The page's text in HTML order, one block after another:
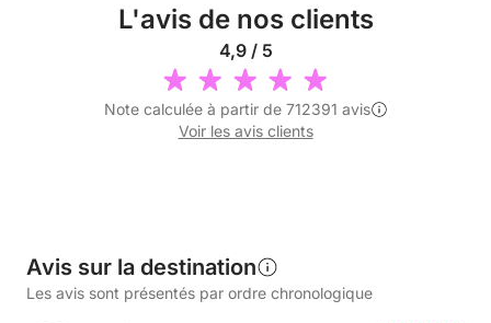
L'avis de nos clients
4,9 / 5
Note calculée à partir de 712391 avis
Voir les avis clients
Avis sur la destination
Les avis sont présentés par ordre chronologique